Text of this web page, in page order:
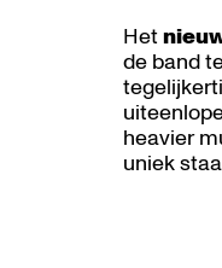
Het
de band
heavier
uniek